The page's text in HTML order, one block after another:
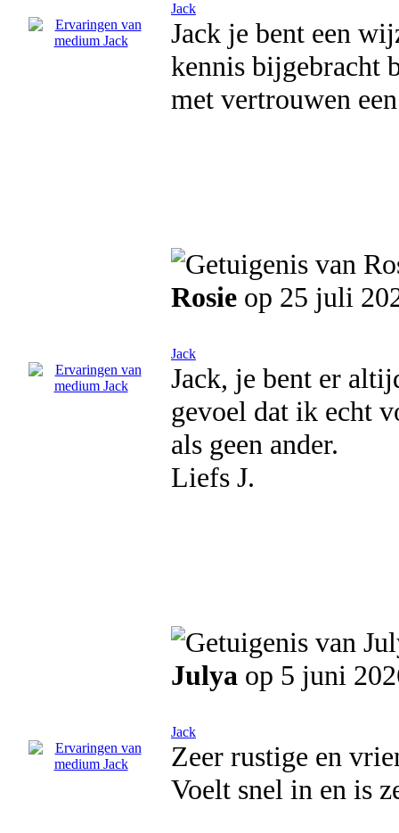
Jack
Jack je bent een
kennis bijgebracht
met vertrouwen
Rosie op 25 juli
Jack
Jack, je bent er
gevoel dat ik echt
als geen ander.
Liefs J.
Julya op 5 juni
Jack
Zeer rustige en
Voelt snel in en is